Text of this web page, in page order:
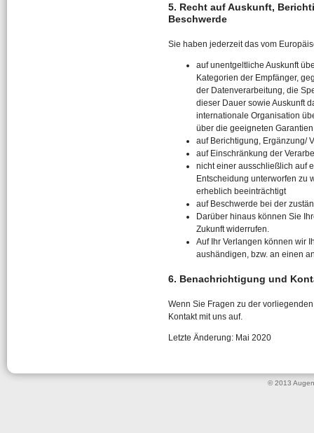
5. Recht auf Auskunft,
Beschwerde
Sie haben jederzeit das vom
auf unentgeltliche Auskunft
Kategorien der Empfänger,
der Datenverarbeitung, die
dieser Dauer sowie Auskunft
internationale Organisation
über die geeigneten
auf Berichtigung, Ergänzung/
auf Einschränkung der
nicht einer ausschließlich auf
Entscheidung unterworfen zu
erheblich beeinträchtigt
auf Beschwerde bei der
Darüber hinaus können Sie
Zukunft widerrufen.
Auf Ihr Verlangen können wir
aushändigen, bzw. an einen
6. Benachrichtigung und
Wenn Sie Fragen zu der
Kontakt mit uns auf.
Letzte Änderung: Mai 2020
© 2013